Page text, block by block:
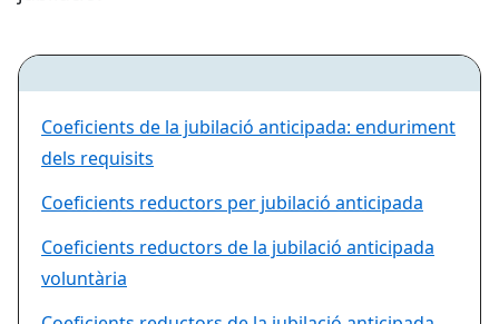
Coeficients de la jubilació anticipada: enduriment
dels requisits
Coeficients reductors per jubilació anticipada
Coeficients reductors de la jubilació anticipada
voluntària